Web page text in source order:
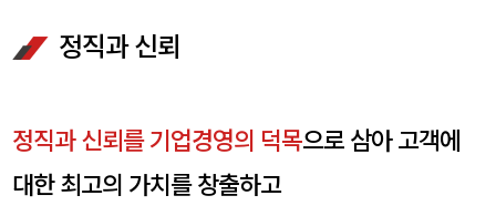
정직과 신뢰
정직과 신뢰를 기업경영의 덕목으로 삼아 고객에
대한 최고의 가치를 창출하고